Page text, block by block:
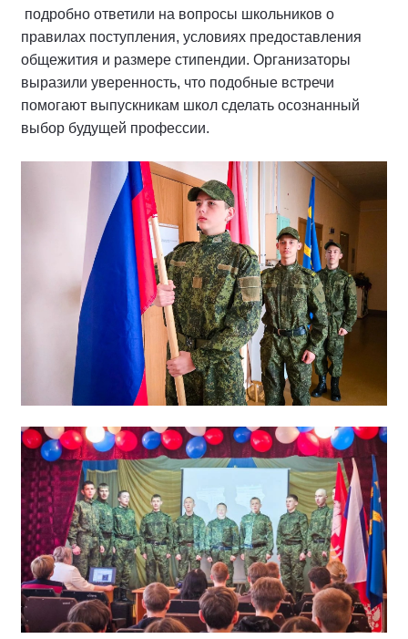
подробно ответили на вопросы школьников о
правилах поступления, условиях предоставления
общежития и размере стипендии. Организаторы
выразили уверенность, что подобные встречи
помогают выпускникам школ сделать осознанный
выбор будущей профессии.